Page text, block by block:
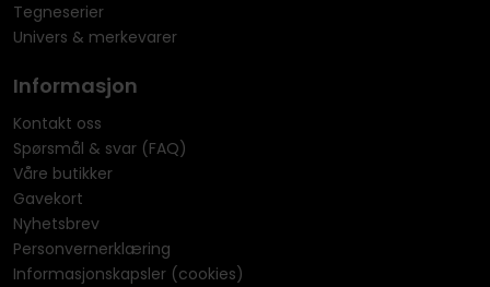
Tegneserier
Univers & merkevarer
Informasjon
Kontakt oss
Spørsmål & svar (FAQ)
Våre butikker
Gavekort
Nyhetsbrev
Personvernerklæring
Informasjonskapsler (cookies)